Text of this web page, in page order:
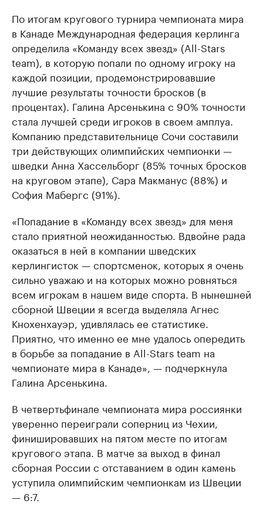
По итогам кругового турнира чемпионата мира
в Канаде Международная федерация керлинга
определила «Команду всех звезд» (All-Stars
team), в которую попали по одному игроку на
каждой позиции, продемонстрировавшие
лучшие результаты точности бросков (в
процентах). Галина Арсенькина с 90% точности
стала лучшей среди игроков в своем амплуа.
Компанию представительнице Сочи составили
три действующих олимпийских чемпионки —
шведки Анна Хассельборг (85% точных бросков
на круговом этапе), Сара Макманус (88%) и
София Мабергс (91%).
«Попадание в «Команду всех звезд» для меня
стало приятной неожиданностью. Вдвойне рада
оказаться в ней в компании шведских
керлингисток — спортсменок, которых я очень
сильно уважаю и на которых можно ровняться
всем игрокам в нашем виде спорта. В нынешней
сборной Швеции я всегда выделяла Агнес
Кнохенхауэр, удивлялась ее статистике.
Приятно, что именно ее мне удалось опередить
в борьбе за попадание в All-Stars team на
чемпионате мира в Канаде», — подчеркнула
Галина Арсенькина.
В четвертьфинале чемпионата мира россиянки
уверенно переиграли соперниц из Чехии,
финишировавших на пятом месте по итогам
кругового этапа. В матче за выход в финал
сборная России с отставанием в один камень
уступила олимпийским чемпионкам из Швеции
— 6:7.